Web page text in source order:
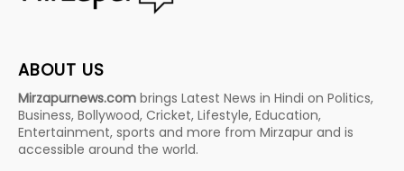
ABOUT US
Mirzapurnews.com brings Latest News in Hindi on Politics,
Business, Bollywood, Cricket, Lifestyle, Education,
Entertainment, sports and more from Mirzapur and is
accessible around the world.